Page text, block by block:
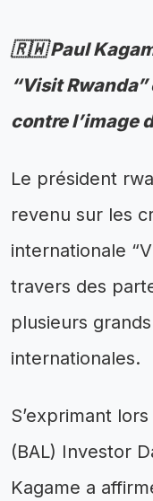
🇷🇼 Paul
“Visit
contre l’image
Le président
revenu sur les
internationale
travers des
plusieurs
internationales.
S’exprimant
(BAL) Investor
Kagame a